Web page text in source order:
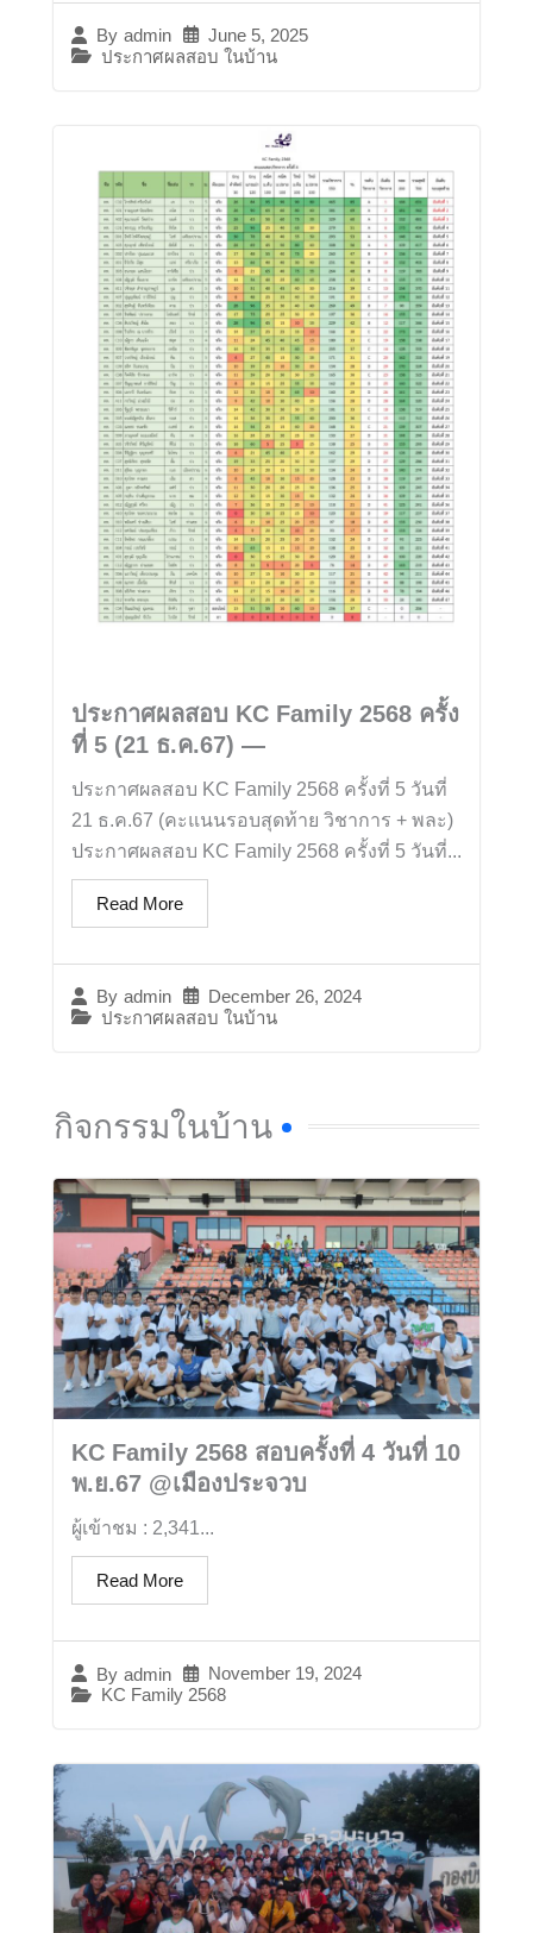
By admin
June 5, 2025
ประกาศผลสอบ ในบ้าน
ประกาศผลสอบ KC Family 2568 ครั้ง
ที่ 5 (21 ธ.ค.67) —
By admin
December 26, 2024
ประกาศผลสอบ ในบ้าน
ประกาศผลสอบ KC Family 2568 ครั้งที่ 5 วันที่
21 ธ.ค.67 (คะแนนรอบสุดท้าย วิชาการ + พละ)
ประกาศผลสอบ KC Family 2568 ครั้งที่ 5 วันที่...
Read More
กิจกรรมในบ้าน
KC Family 2568 สอบครั้งที่ 4 วันที่ 10
พ.ย.67 @เมืองประจวบ
By admin
November 19, 2024
KC Family 2568
ผู้เข้าชม : 2,341...
Read More